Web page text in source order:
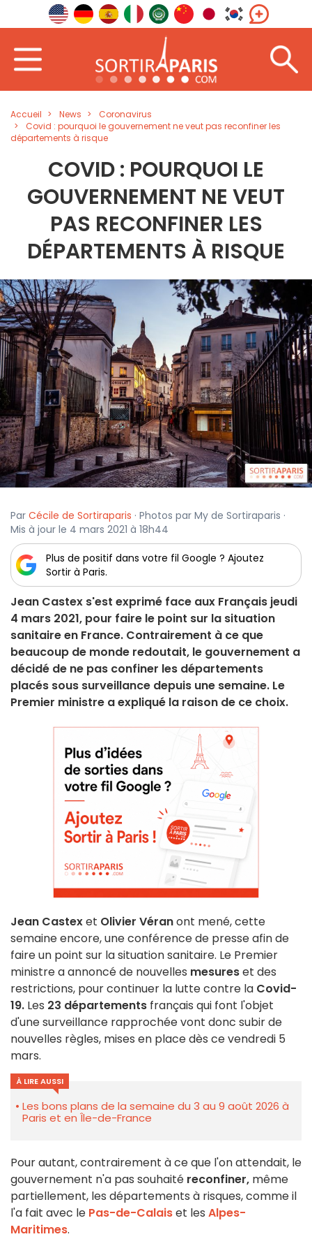
Accueil News
Coronavirus
Covid : pourquoi le gouvernement ne veut pas reconfiner les
départements à risque
COVID : POURQUOI LE
GOUVERNEMENT NE VEUT
PAS RECONFINER LES
DÉPARTEMENTS À RISQUE
Par Cécile de Sortiraparis · Photos par My de Sortiraparis ·
Mis à jour le 4 mars 2021 à 18h44
Plus de positif dans votre fil Google ? Ajoutez
Sortir à Paris.
Jean Castex s'est exprimé face aux Français jeudi
4 mars 2021, pour faire le point sur la situation
sanitaire en France. Contrairement à ce que
beaucoup de monde redoutait, le gouvernement a
décidé de ne pas confiner les départements
placés sous surveillance depuis une semaine. Le
Premier ministre a expliqué la raison de ce choix.
Jean Castexet Olivier Véranont mené, cette
semaine encore, une conférence de presse afin de
faire un point sur la situation sanitaire. Le Premier
ministre a annoncé de nouvelles mesureset des
restrictions, pour continuer la lutte contre la Covid-
19. Les 23 départements français qui font l'objet
d'une surveillance rapprochée vont donc subir de
nouvelles règles, mises en place dès ce vendredi 5
mars.
À LIRE AUSSI
Les bons plans de la semaine du 3 au 9 août 2026 à
Paris et en Île-de-France
Pour autant, contrairement à ce que l'on attendait, le
gouvernement n'a pas souhaité reconfiner, même
partiellement, les départements à risques, comme il
l'a fait avec le Pas-de-Calaiset les Alpes-
Maritimes.